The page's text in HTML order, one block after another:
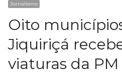
Jornalismo
Oito
Jiquiriçá
viaturas da PM